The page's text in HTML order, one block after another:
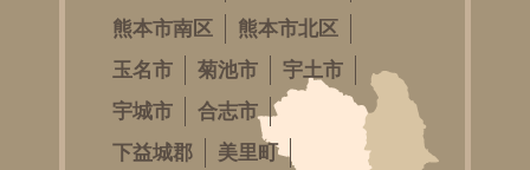
熊本市南区
熊本市北区
玉名市
菊池市
宇土市
宇城市
合志市
下益城郡
美里町